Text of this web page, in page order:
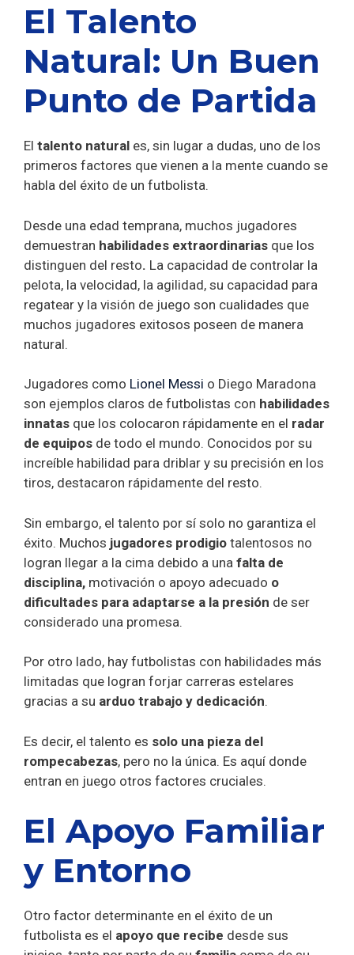
El Talento
Natural: Un Buen
Punto de Partida
El talento natural es, sin lugar a dudas, uno de los
primeros factores que vienen a la mente cuando se
habla del éxito de un futbolista.
Desde una edad temprana, muchos jugadores
demuestran habilidades extraordinarias que los
distinguen del resto. La capacidad de controlar la
pelota, la velocidad, la agilidad, su capacidad para
regatear y la visión de juego son cualidades que
muchos jugadores exitosos poseen de manera
natural.
Jugadores como Lionel Messi o Diego Maradona
son ejemplos claros de futbolistas con habilidades
innatas que los colocaron rápidamente en el radar
de equipos de todo el mundo. Conocidos por su
increíble habilidad para driblar y su precisión en los
tiros, destacaron rápidamente del resto.
Sin embargo, el talento por sí solo no garantiza el
éxito. Muchos jugadores prodigio talentosos no
logran llegar a la cima debido a una falta de
disciplina, motivación o apoyo adecuado o
dificultades para adaptarse a la presión de ser
considerado una promesa.
Por otro lado, hay futbolistas con habilidades más
limitadas que logran forjar carreras estelares
gracias a su arduo trabajo y dedicación.
Es decir, el talento es solo una pieza del
rompecabezas, pero no la única. Es aquí donde
entran en juego otros factores cruciales.
El Apoyo Familiar
y Entorno
Otro factor determinante en el éxito de un
futbolista es el apoyo que recibe desde sus